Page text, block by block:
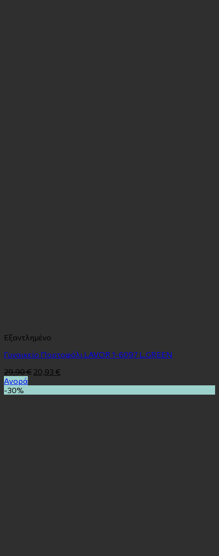
Εξαντλημένο
Γυναικείο Πορτοφόλι LAVOR 1-6097 L.GREEN
29,90€ 20,93 €
Αγορά
-30%